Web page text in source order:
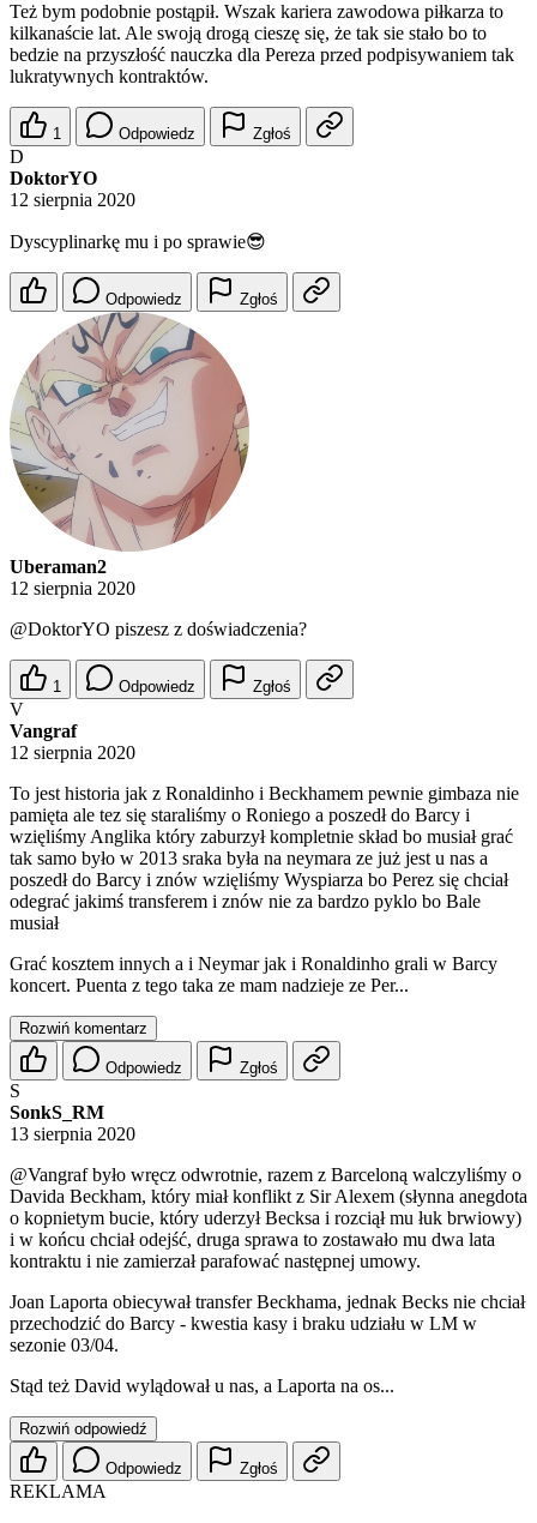
Też bym podobnie postąpił. Wszak kariera zawodowa piłkarza to
kilkanaście lat. Ale swoją drogą cieszę się, że tak sie stało bo to
bedzie na przyszłość nauczka dla Pereza przed podpisywaniem tak
lukratywnych kontraktów.
1 Odpowiedz Zgłoś
D
DoktorYO
12 sierpnia 2020
Dyscyplinarkę mu i po sprawie😎
Odpowiedz Zgłoś
Uberaman2
12 sierpnia 2020
@DoktorYO piszesz z doświadczenia?
1 Odpowiedz Zgłoś
V
Vangraf
12 sierpnia 2020
To jest historia jak z Ronaldinho i Beckhamem pewnie gimbaza nie
pamięta ale tez się staraliśmy o Roniego a poszedł do Barcy i
wzięliśmy Anglika który zaburzył kompletnie skład bo musiał grać
tak samo było w 2013 sraka była na neymara ze już jest u nas a
poszedł do Barcy i znów wzięliśmy Wyspiarza bo Perez się chciał
odegrać jakimś transferem i znów nie za bardzo pyklo bo Bale
musiał
Grać kosztem innych a i Neymar jak i Ronaldinho grali w Barcy
koncert. Puenta z tego taka ze mam nadzieje ze Per...
Rozwiń komentarz
Odpowiedz Zgłoś
S
SonkS_RM
13 sierpnia 2020
@Vangrafbyło wręcz odwrotnie, razem z Barceloną walczyliśmy o
Davida Beckham, który miał konflikt z Sir Alexem (słynna anegdota
o kopnietym bucie, który uderzył Becksa i rozciął mu łuk brwiowy)
i w końcu chciał odejść, druga sprawa to zostawało mu dwa lata
kontraktu i nie zamierzał parafować następnej umowy.
Joan Laporta obiecywał transfer Beckhama, jednak Becks nie chciał
przechodzić do Barcy - kwestia kasy i braku udziału w LM w
sezonie 03/04.
Stąd też David wylądował u nas, a Laporta na os...
Rozwiń odpowiedź
Odpowiedz Zgłoś
REKLAMA